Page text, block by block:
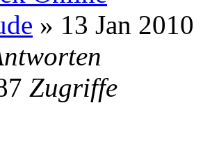
» 13 Jan 2010
Zugriffe